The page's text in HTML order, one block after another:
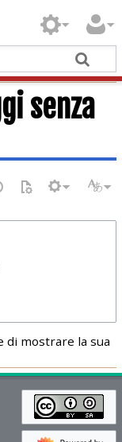
senza
di mostrare la sua